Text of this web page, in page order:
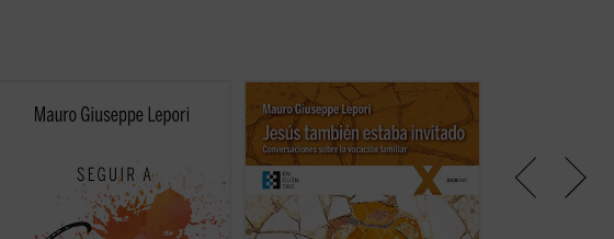
No existe universidad, curso de
formación, estudio, que pueda
verdadero como la experiencia de
la amistad de Cristo. Las
meditaciones recogidas en este
volumen son breves enseñanzas
Las meditaciones reunidas en
este libro han nacido del deseo de
jóvenes parejas de novios y
esposos de ser ayudados a
profundizar en su vocación al
matrimonio y a la familia. El padre
Lepori propone en estas páginas
Pedro desde que
y, dejándolo